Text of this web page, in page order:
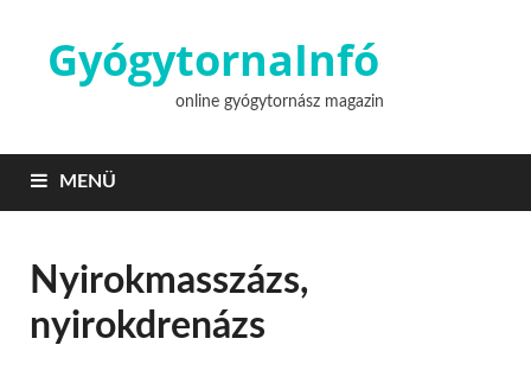
GyógytornaInfó
online gyógytornász magazin
MENÜ
Nyirokmasszázs,
nyirokdrenázs